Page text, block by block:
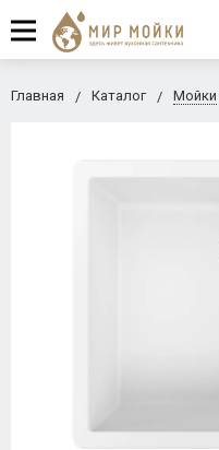
Главная Каталог Мойки